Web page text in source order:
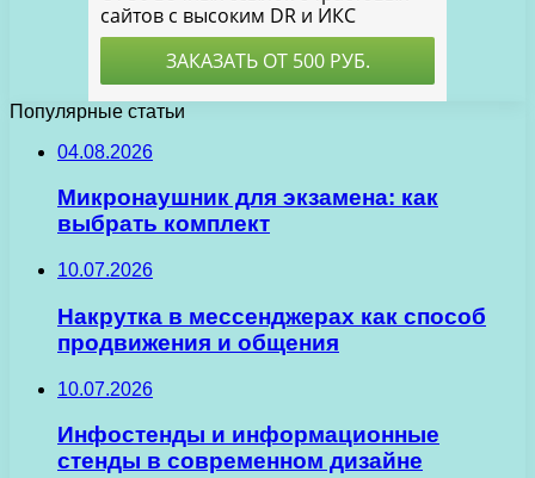
Популярные статьи
04.08.2026
Микронаушник для экзамена: как
выбрать комплект
10.07.2026
Накрутка в мессенджерах как способ
продвижения и общения
10.07.2026
Инфостенды и информационные
стенды в современном дизайне